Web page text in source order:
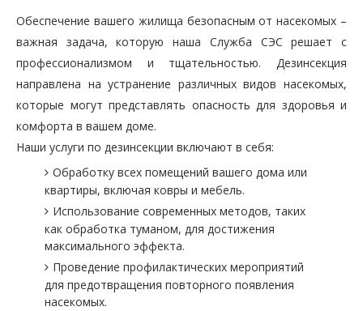
Обеспечение вашего жилища безопасным от насекомых –
важная задача, которую наша Служба СЭС решает с
профессионализмом и тщательностью. Дезинсекция
направлена на устранение различных видов насекомых,
которые могут представлять опасность для здоровья и
комфорта в вашем доме.
Наши услуги по дезинсекции включают в себя:
Обработку всех помещений вашего дома или
квартиры, включая ковры и мебель.
Использование современных методов, таких
как обработка туманом, для достижения
максимального эффекта.
Проведение профилактических мероприятий
для предотвращения повторного появления
насекомых.